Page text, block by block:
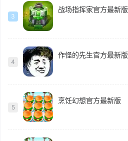
3
战场指挥家官方最新版
4
作怪的先生官方最新版
5
烹饪幻想官方最新版